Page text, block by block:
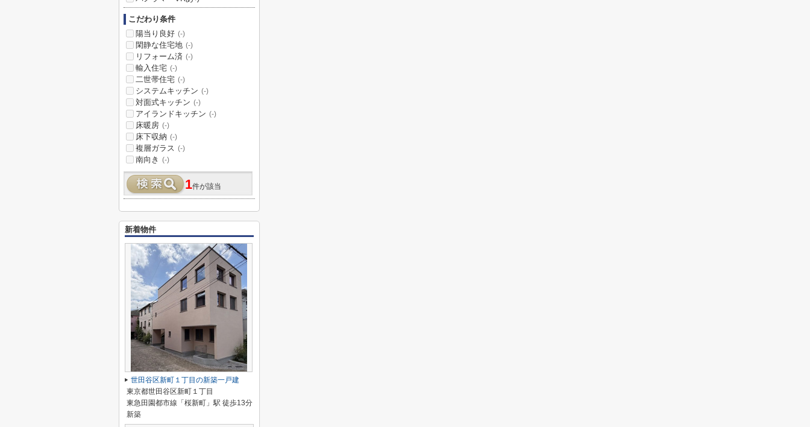
こだわり条件
陽当り良好 (-)
閑静な住宅地 (-)
リフォーム済 (-)
輸入住宅 (-)
二世帯住宅 (-)
システムキッチン (-)
対面式キッチン (-)
アイランドキッチン (-)
床暖房 (-)
床下収納 (-)
複層ガラス (-)
南向き (-)
1件が該当
新着物件
世田谷区新町１丁目の新築一戸建
東京都世田谷区新町１丁目
東急田園都市線「桜新町」駅 徒歩13分
新築